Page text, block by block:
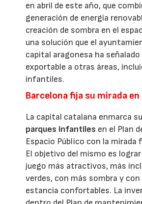
en abril de este año, que
generación de energía
creación de sombra en el
una solución que el
capital aragonesa ha
exportable a otras áreas,
infantiles.
Barcelona fija su mirada
La capital catalana enmarca
parques infantiles en el Plan
Espacio Público con la mirada
El objetivo del mismo es
juego más atractivos, más
verdes, con más sombra y con
estancia confortables. La